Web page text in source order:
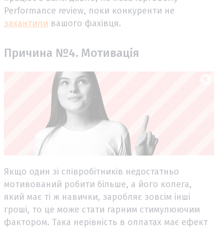
Performance review, поки конкуренти не
захантили вашого фахівця.
Причина №4. Мотивація
Якщо один зі співробітників недостатньо
мотивований робити більше, а його колега,
який має ті ж навички, заробляє зовсім інші
гроші, то це може стати гарним стимулюючим
фактором. Така нерівність в оплатах має ефект